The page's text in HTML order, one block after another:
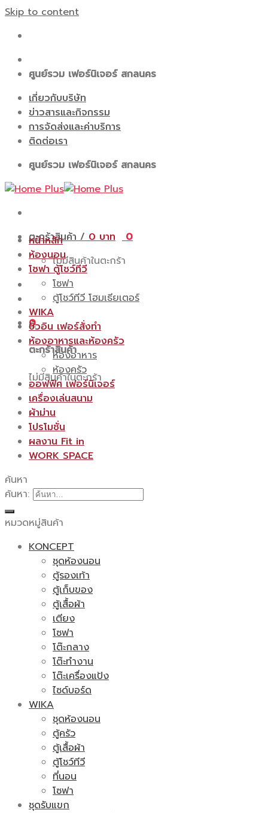
Skip to content
ศูนย์รวม เฟอร์นิเจอร์ สกลนคร
เกี่ยวกับบริษัท
ข่าวสารและกิจกรรม
การจัดส่งและค่าบริการ
ติดต่อเรา
ศูนย์รวม เฟอร์นิเจอร์ สกลนคร
ตะกร้าสินค้า /0
0
ไม่มีสินค้าในตะกร้า
0
ตะกร้าสินค้า
ไม่มีสินค้าในตะกร้า
หน้าหลัก
ห้องนอน
โซฟา ตู้โชว์ทีวี
โซฟา
ตู้โชว์ทีวี โฮมเธียเตอร์
WIKA
บิ้วอิน เฟอร์สั่งทำ
ห้องอาหารและห้องครัว
ห้องอาหาร
ห้องครัว
ออฟฟิศ เฟอร์นิเจอร์
เครื่องเล่นสนาม
ผ้าม่าน
โปรโมชั่น
ผลงาน Fit in
WORK SPACE
ค้นหา
ค้นหา:
หมวดหมู่สินค้า
KONCEPT
ชุดห้องนอน
ตู้รองเท้า
ตู้เก็บของ
ตู้เสื้อผ้า
เตียง
โซฟา
โต๊ะกลาง
โต๊ะทำงาน
โต๊ะเครื่องแป้ง
ไซด์บอร์ด
WIKA
ชุดห้องนอน
ตู้ครัว
ตู้เสื้อผ้า
ตู้โชว์ทีวี
ที่นอน
โซฟา
ชุดรับแขก